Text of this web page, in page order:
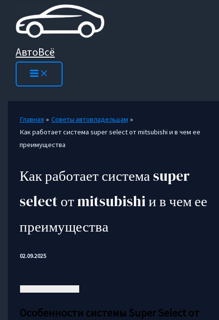
содержимому
АвтоВсё
Главная
Советы автовладельцам
Как работает система super select от mitsubishi и в чем ее
преимущества
Как работает система super
select от mitsubishi и в чем ее
преимущества
02.09.2025
Особенности системы Super Select от